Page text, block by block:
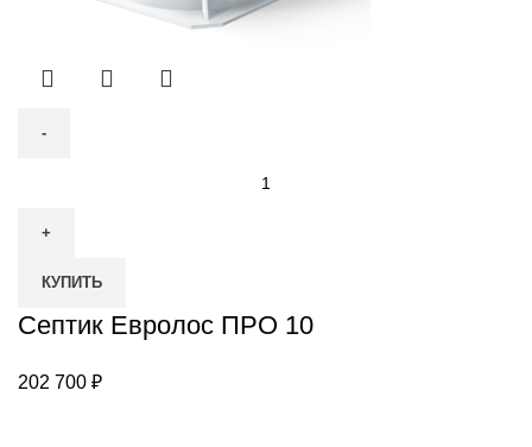
Септик
ПРО
10
КУПИТЬ
Септик Евролос ПРО 10
202 700 ₽